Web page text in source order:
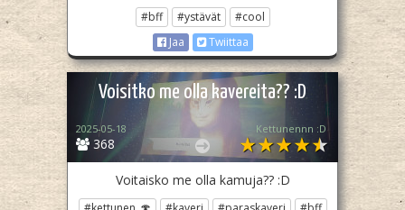
#bff #ystävät
#cool
Jaa
Twiittaa
Voisitko me olla kavereita?? :D
368
2025-05-18 Kettunennn :D
Voitaisko me olla kamuja?? :D